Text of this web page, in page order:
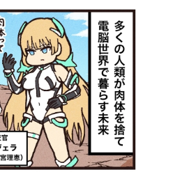
トレンド 無料マンガ
声優記事一覧
実写化映画一覧